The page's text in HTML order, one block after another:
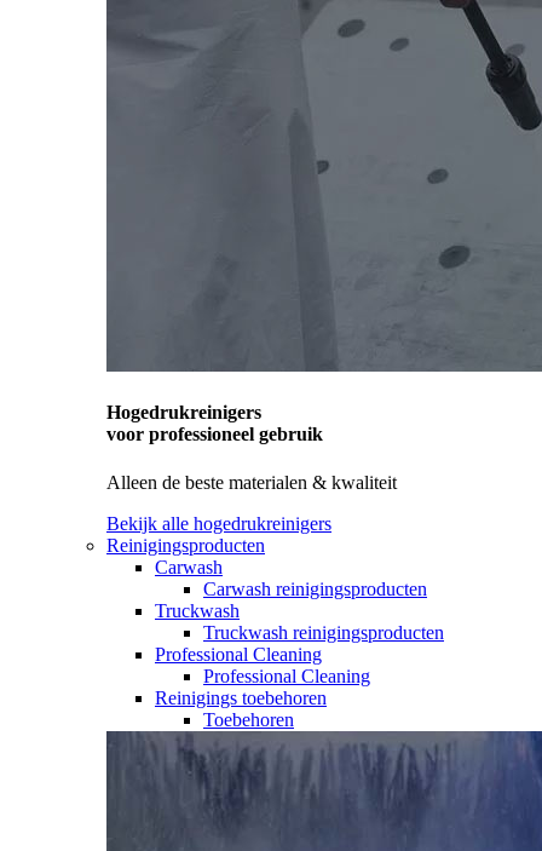
Hogedrukreinigers
voor professioneel gebruik
Alleen de beste materialen & kwaliteit
Bekijk alle hogedrukreinigers
Reinigingsproducten
Carwash
Carwash reinigingsproducten
Truckwash
Truckwash reinigingsproducten
Professional Cleaning
Professional Cleaning
Reinigings toebehoren
Toebehoren